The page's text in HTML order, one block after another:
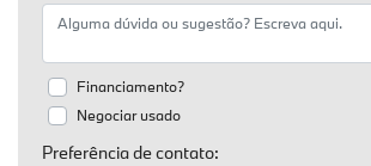
Financiamento?
Negociar usado
Preferência de contato: